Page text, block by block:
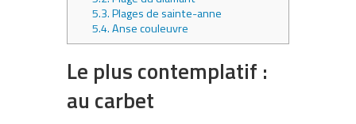
5.3.Plages de sainte-anne
5.4.Anse couleuvre
Le plus contemplatif :
au carbet